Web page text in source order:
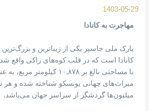
1403-05-29
مهاجرت به کانادا
پارک ملی جاسپر یکی از زیباترین و
کانادا است که در قلب کوه‌های راکی واقع
با مساحتی بالغ بر ۱۰,۸۷۸ کیلومتر
میراث‌های جهانی یونسکو شناخته شده و هر
میلیون‌ها گردشگر از سراسر جهان می‌باشد.